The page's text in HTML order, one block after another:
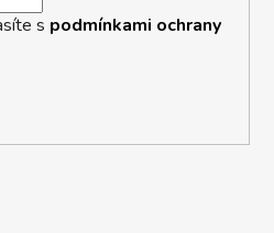
s podmínkami ochrany